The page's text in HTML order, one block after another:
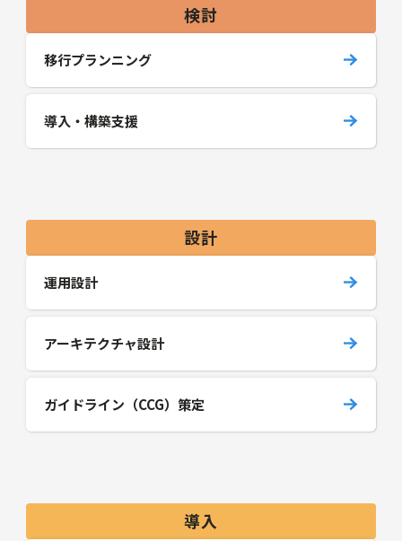
検討
移行プランニング
導入・構築支援
設計
運用設計
アーキテクチャ設計
ガイドライン（CCG）策定
導入